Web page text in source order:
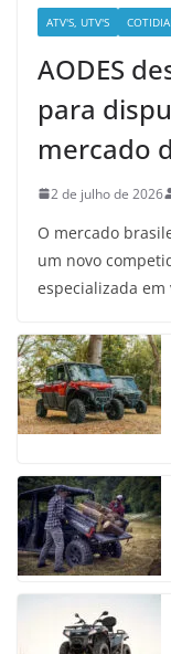
ATV'S, UTV'S
AODES
para
mercado
2 de julho de 2026
O mercado
um novo
especializada